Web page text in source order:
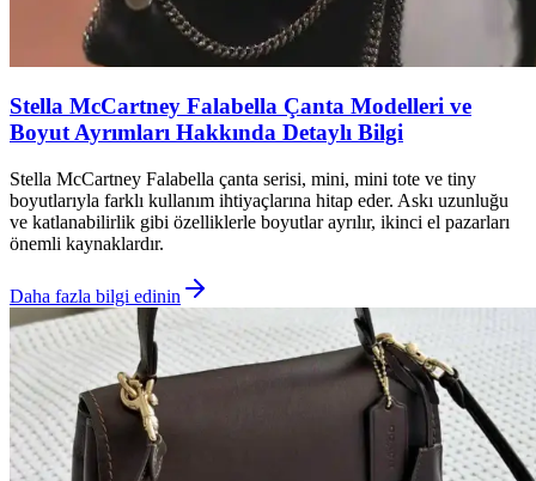
Stella McCartney Falabella Çanta Modelleri ve
Boyut Ayrımları Hakkında Detaylı Bilgi
Stella McCartney Falabella çanta serisi, mini, mini tote ve tiny
boyutlarıyla farklı kullanım ihtiyaçlarına hitap eder. Askı uzunluğu
ve katlanabilirlik gibi özelliklerle boyutlar ayrılır, ikinci el pazarları
önemli kaynaklardır.
Daha fazla bilgi edinin